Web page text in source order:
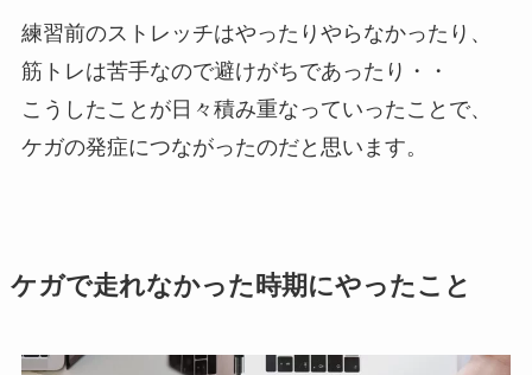
練習前のストレッチはやったりやらなかったり、
筋トレは苦手なので避けがちであったり・・
こうしたことが日々積み重なっていったことで、
ケガの発症につながったのだと思います。
ケガで走れなかった時期にやったこと